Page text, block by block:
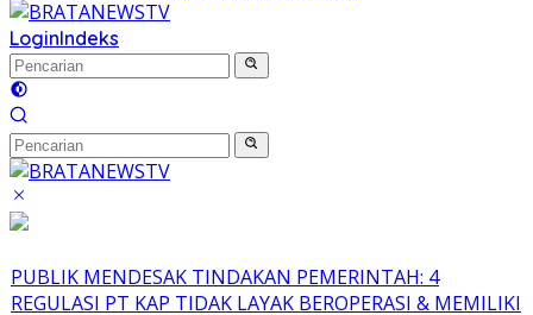
LoginIndeks
PUBLIK MENDESAK TINDAKAN PEMERINTAH: 4
REGULASI PT KAP TIDAK LAYAK BEROPERASI & MEMILIKI